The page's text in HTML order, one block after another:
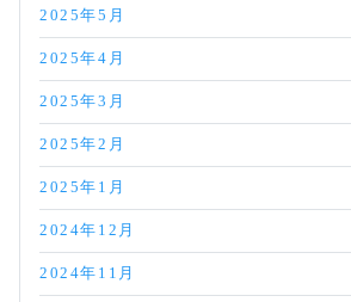
2025年5月
2025年4月
2025年3月
2025年2月
2025年1月
2024年12月
2024年11月